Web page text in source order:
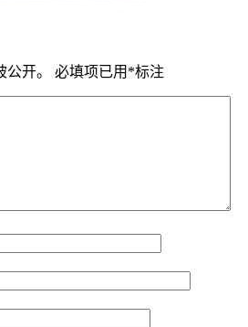
开。 必填项已用 *标注